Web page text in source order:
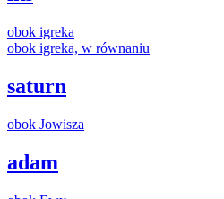
obok igreka
obok igreka, w równaniu
saturn
obok Jowisza
adam